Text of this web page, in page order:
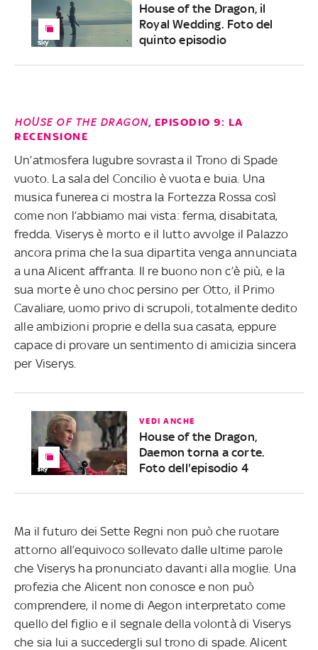
House of the Dragon, il
Royal Wedding. Foto del
quinto episodio
HOUSE OF THE DRAGON, EPISODIO 9: LA
RECENSIONE
Un’atmosfera lugubre sovrasta il Trono di Spade
vuoto. La sala del Concilio è vuota e buia. Una
musica funerea ci mostra la Fortezza Rossa così
come non l’abbiamo mai vista: ferma, disabitata,
fredda. Viserys è morto e il lutto avvolge il Palazzo
ancora prima che la sua dipartita venga annunciata
a una Alicent affranta. Il re buono non c’è più, e la
sua morte è uno choc persino per Otto, il Primo
Cavaliare, uomo privo di scrupoli, totalmente dedito
alle ambizioni proprie e della sua casata, eppure
capace di provare un sentimento di amicizia sincera
per Viserys.
VEDI ANCHE
House of the Dragon,
Daemon torna a corte.
Foto dell'episodio 4
Ma il futuro dei Sette Regni non può che ruotare
attorno all’equivoco sollevato dalle ultime parole
che Viserys ha pronunciato davanti alla moglie. Una
profezia che Alicent non conosce e non può
comprendere, il nome di Aegon interpretato come
quello del figlio e il segnale della volontà di Viserys
che sia lui a succedergli sul trono di spade. Alicent